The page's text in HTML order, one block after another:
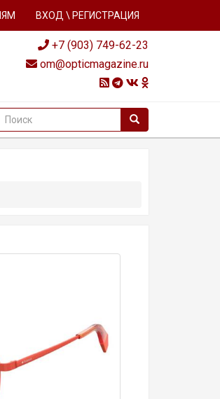
ВХОД \ РЕГИСТРАЦИЯ
+7 (903) 749-62-23
om@opticmagazine.ru